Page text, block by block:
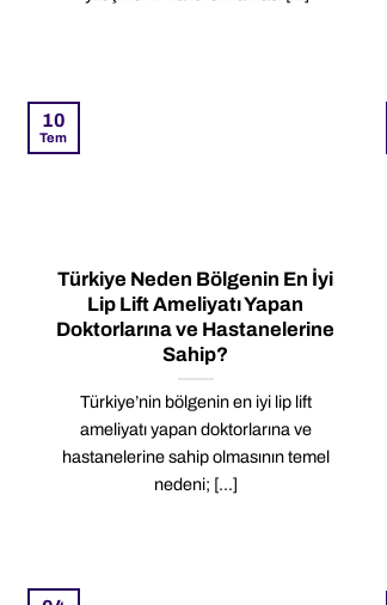
Türkiye Neden Bölgenin En İyi
Lip Lift Ameliyatı Yapan
Doktorlarına ve Hastanelerine
Sahip?
Türkiye’nin bölgenin en iyi lip lift
ameliyatı yapan doktorlarına ve
hastanelerine sahip olmasının temel
nedeni; [...]
10
Tem